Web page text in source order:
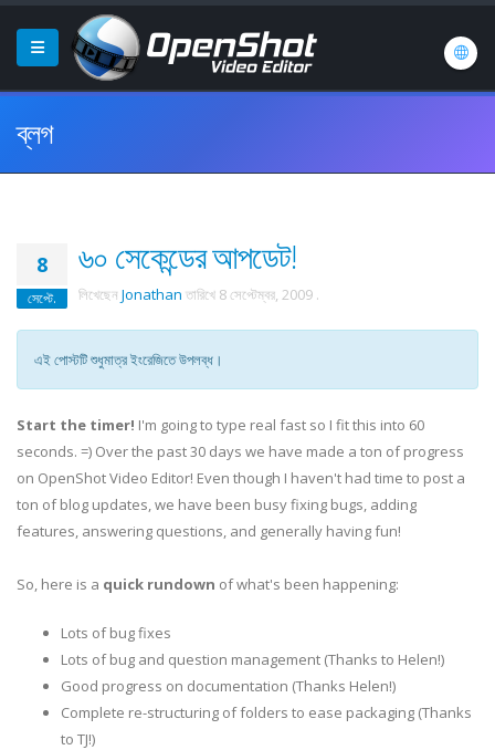
ব্লগ
8
সেপ্টে.
৬০ সেকেন্ডের আপডেট!
লিখেছেন Jonathan তারিখে 8 সেপ্টেম্বর, 2009 .
এই পোস্টটি শুধুমাত্র ইংরেজিতে উপলব্ধ।
Start the timer! I'm going to type real fast so I fit this into 60
seconds. =) Over the past 30 days we have made a ton of progress
on OpenShot Video Editor! Even though I haven't had time to post a
ton of blog updates, we have been busy fixing bugs, adding
features, answering questions, and generally having fun!
So, here is a quick rundown of what's been happening:
Lots of bug fixes
Lots of bug and question management (Thanks to Helen!)
Good progress on documentation (Thanks Helen!)
Complete re-structuring of folders to ease packaging (Thanks
to TJ!)